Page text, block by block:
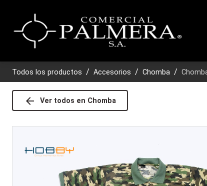
Todos los productos Accesorios Chomba
arrow_back Ver todos en Chomba